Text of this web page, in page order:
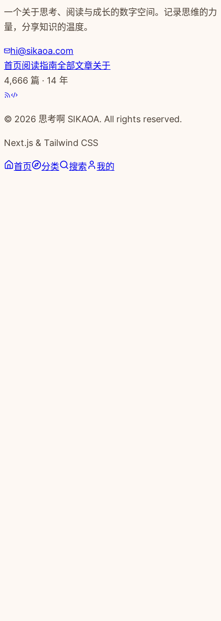
一个关于思考、阅读与成长的数字空间。记录思维的力
量，分享知识的温度。
hi@sikaoa.com
首页阅读指南全部文章关于
4,666 篇 · 14 年
© 2026 思考啊 SIKAOA. All rights reserved.
Next.js & Tailwind CSS
首页 分类 搜索 我的